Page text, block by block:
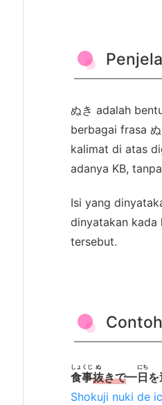
2.
e
n
j
e
a
s
a
n
t
ぬき adalah
berbagai frasa
kalimat di atas
adanya KB,
Isi yang
dinyatakan kada
tersebut.
食事
しょくじ
抜
ぬ
きで一日
にち
を
Shokuji nuki de